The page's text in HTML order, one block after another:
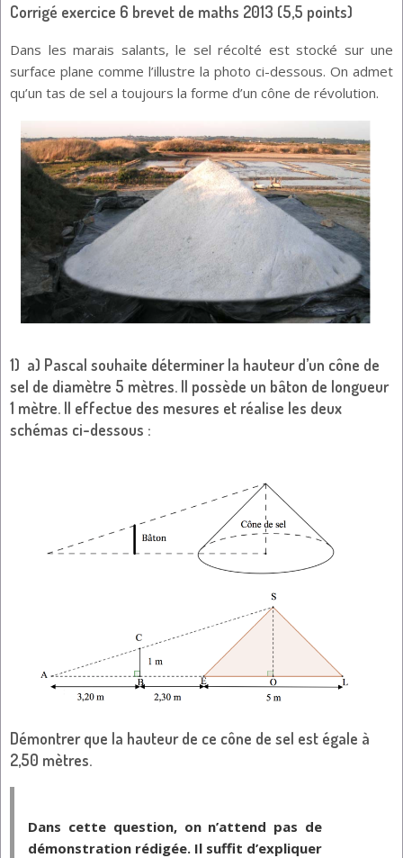
Corrigé exercice 6 brevet de maths 2013 (5,5 points)
Dans les marais salants, le sel récolté est stocké sur une
surface plane comme l’illustre la photo ci-dessous. On admet
qu’un tas de sel a toujours la forme d’un cône de révolution.
1) a) Pascal souhaite déterminer la hauteur d’un cône de
sel de diamètre 5 mètres. Il possède un bâton de longueur
1 mètre. Il effectue des mesures et réalise les deux
schémas ci-dessous :
Démontrer que la hauteur de ce cône de sel est égale à
2,50 mètres.
Dans cette question, on n’attend pas de
démonstration rédigée. Il suffit d’expliquer